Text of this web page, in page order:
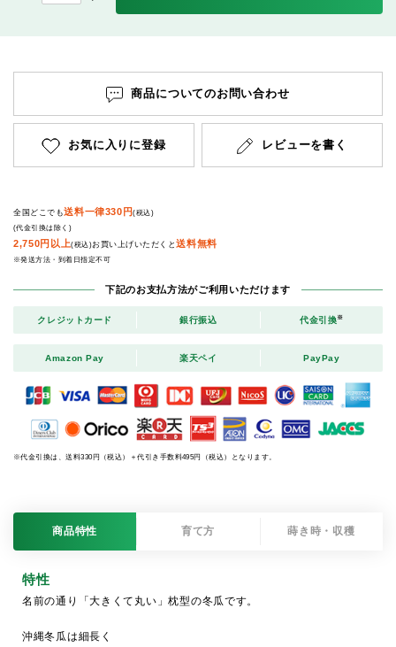
商品についてのお問い合わせ
お気に入りに登録 レビューを書く
全国どこでも送料一律330円(税込)
(代金引換は除く)
2,750円以上(税込)お買い上げいただくと送料無料
※発送方法・到着日指定不可
下記のお支払方法がご利用いただけます
クレジットカード 銀行振込 代金引換※
Amazon Pay 楽天ペイ PayPay
※代金引換は、送料330円（税込）＋代引き手数料495円（税込）となります。
商品特性 育て方 蒔き時・収穫
特性
名前の通り「大きくて丸い」枕型の冬瓜です。
沖縄冬瓜は細長く